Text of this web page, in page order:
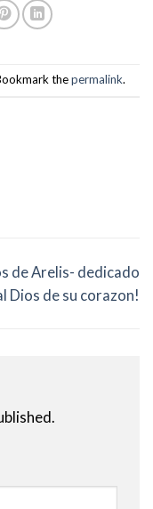
thepermalink.
de Arelis- dedicado
Dios de su corazon!